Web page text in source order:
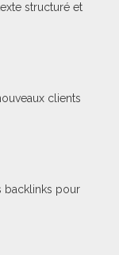
structuré et
clients
backlinks pour